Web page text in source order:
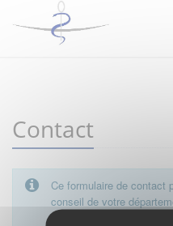
Contact
Ce formulaire de contact
conseil de votre
national.